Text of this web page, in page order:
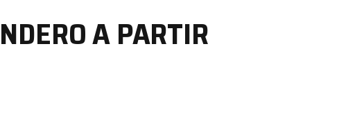
A PARTIR